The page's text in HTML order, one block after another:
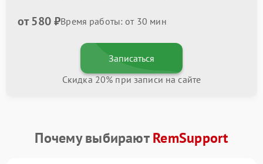
от 580 ₽Время работы: от 30 мин
Записаться
Скидка 20% при записи на сайте
Почему выбираютRemSupport